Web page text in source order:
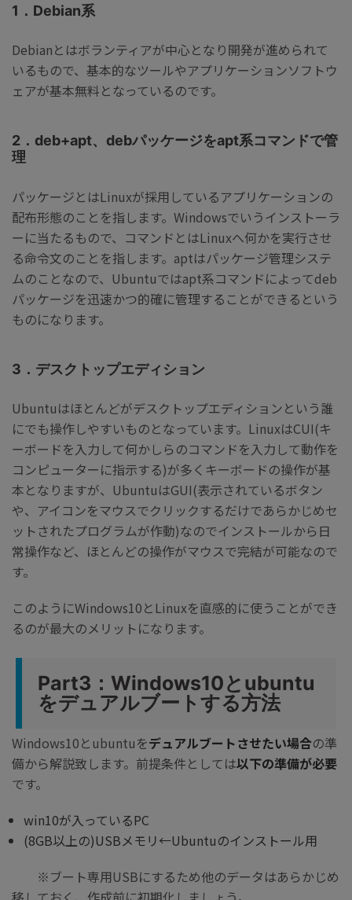
1．Debian系
Debianとはボランティアが中心となり開発が進められて
いるもので、基本的なツールやアプリケーションソフトウ
ェアが基本無料となっているのです。
2．deb+apt、debパッケージをapt系コマンドで管
理
パッケージとはLinuxが採用しているアプリケーションの
配布形態のことを指します。Windowsでいうインストーラ
ーに当たるもので、コマンドとはLinuxへ何かを実行させ
る命令文のことを指します。aptはパッケージ管理システ
ムのことなので、Ubuntuではapt系コマンドによってdeb
パッケージを迅速かつ的確に管理することができるという
ものになります。
3．デスクトップエディション
Ubuntuはほとんどがデスクトップエディションという誰
にでも操作しやすいものとなっています。LinuxはCUI(キ
ーボードを入力して何かしらのコマンドを入力して動作を
コンピューターに指示する)が多くキーボードの操作が基
本となりますが、UbuntuはGUI(表示されているボタン
や、アイコンをマウスでクリックするだけであらかじめセ
ットされたプログラムが作動)なのでインストールから日
常操作など、ほとんどの操作がマウスで完結が可能なので
す。
このようにWindows10とLinuxを直感的に使うことができ
るのが最大のメリットになります。
Part3：Windows10とubuntu
をデュアルブートする方法
Windows10とubuntuをデュアルブートさせたい場合の準
備から解説致します。前提条件としては以下の準備が必要
です。
win10が入っているPC
(8GB以上の)USBメモリ←Ubuntuのインストール用
※ブート専用USBにするため他のデータはあらかじめ